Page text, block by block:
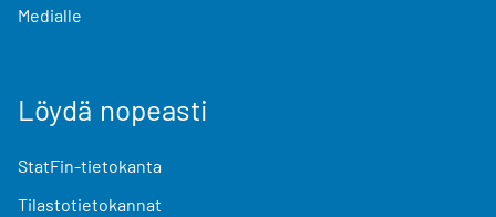
Medialle
Löydä nopeasti
StatFin-tietokanta
Tilastotietokannat